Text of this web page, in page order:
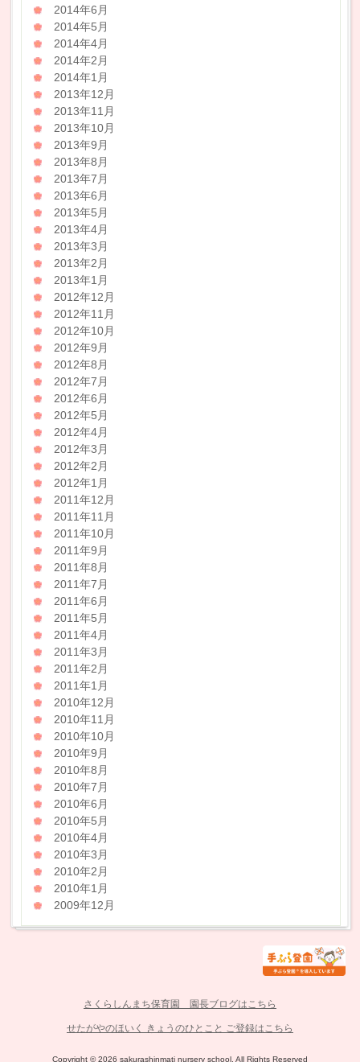
2014年6月
2014年5月
2014年4月
2014年2月
2014年1月
2013年12月
2013年11月
2013年10月
2013年9月
2013年8月
2013年7月
2013年6月
2013年5月
2013年4月
2013年3月
2013年2月
2013年1月
2012年12月
2012年11月
2012年10月
2012年9月
2012年8月
2012年7月
2012年6月
2012年5月
2012年4月
2012年3月
2012年2月
2012年1月
2011年12月
2011年11月
2011年10月
2011年9月
2011年8月
2011年7月
2011年6月
2011年5月
2011年4月
2011年3月
2011年2月
2011年1月
2010年12月
2010年11月
2010年10月
2010年9月
2010年8月
2010年7月
2010年6月
2010年5月
2010年4月
2010年3月
2010年2月
2010年1月
2009年12月
さくらしんまち保育園 園長ブログはこちら
せたがやのほいく きょうのひとこと ご登録はこちら
Copyright © 2026 sakurashinmati nursery school. All Rights Reserved